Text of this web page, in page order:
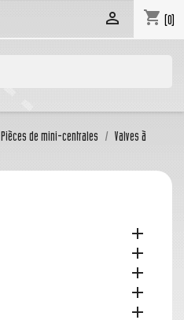
shopping_cart (0)

Pièces de mini-centrales
Valves à




